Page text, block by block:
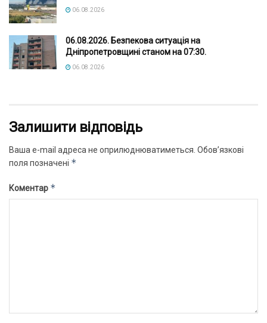
06.08.2026
06.08.2026. Безпекова ситуація на
Дніпропетровщині станом на 07:30.
06.08.2026
Залишити відповідь
Ваша e-mail адреса не оприлюднюватиметься. Обов’язкові
поля позначені *
Коментар *